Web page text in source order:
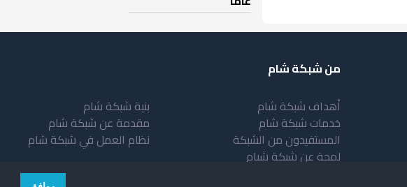
من شبكة شام
أهداف شبكة شام
خدمات شبكة شام
المستفيدون من الشبكة
لمحة عن شبكة شبام
بنية شبكة شام
مقدمة عن شبكة شام
نظام العمل في شبكة شام